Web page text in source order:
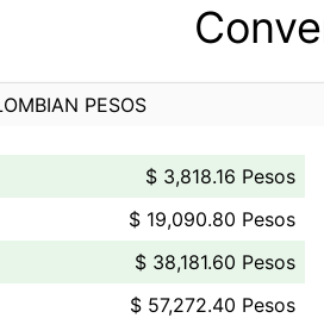
PESOS
$ 3,818.16 Pesos
$ 19,090.80 Pesos
$ 38,181.60 Pesos
$ 57,272.40 Pesos